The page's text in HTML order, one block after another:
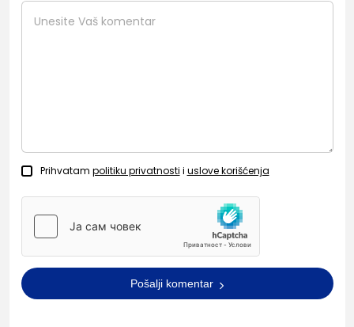
Prihvatam politiku privatnosti i uslove korišćenja
Pošalji komentar